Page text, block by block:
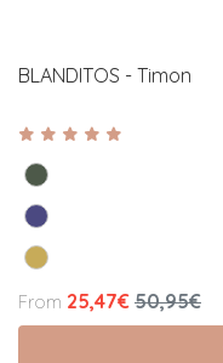
BLANDITOS - Timon
From 25,47€ 50,95€